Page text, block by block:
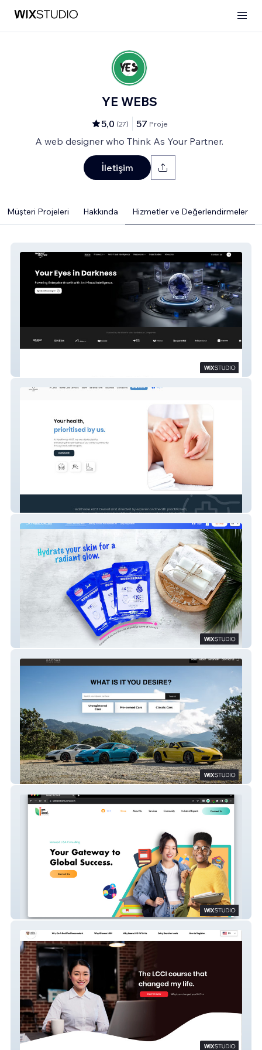
YE WEBS
5,0 (27) 57 Proje
A web designer who Think As Your Partner.
İletişim
Müşteri Projeleri Hakkında Hizmetler ve Değerlendirmeler
Karrus
IamSeed USA Consulting